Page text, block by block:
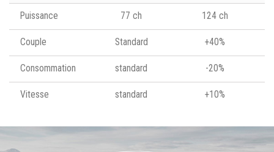
Puissance 77 ch 124 ch
Couple Standard +40%
Consommation standard -20%
Vitesse standard +10%